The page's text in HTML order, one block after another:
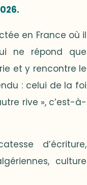
en France où il
ne répond que
et y rencontre le
: celui de la foi
rive », c’est-à-
d’écriture,
culture